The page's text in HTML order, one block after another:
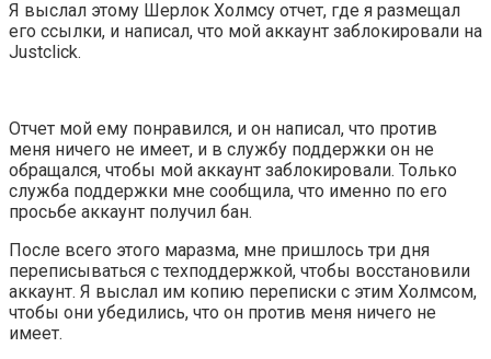
Я выслал этому Шерлок Холмсу отчет, где я размещал
его ссылки, и написал, что мой аккаунт заблокировали на
Justclick.
Отчет мой ему понравился, и он написал, что против
меня ничего не имеет, и в службу поддержки он не
обращался, чтобы мой аккаунт заблокировали. Только
служба поддержки мне сообщила, что именно по его
просьбе аккаунт получил бан.
После всего этого маразма, мне пришлось три дня
переписываться с техподдержкой, чтобы восстановили
аккаунт. Я выслал им копию переписки с этим Холмсом,
чтобы они убедились, что он против меня ничего не
имеет.